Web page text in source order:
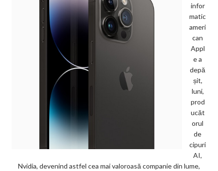
infor
matic
ameri
can
Appl
e a
depă
șit,
luni,
prod
ucăt
orul
de
cipuri
AI,
Nvidia, devenind astfel cea mai valoroasă companie din lume,